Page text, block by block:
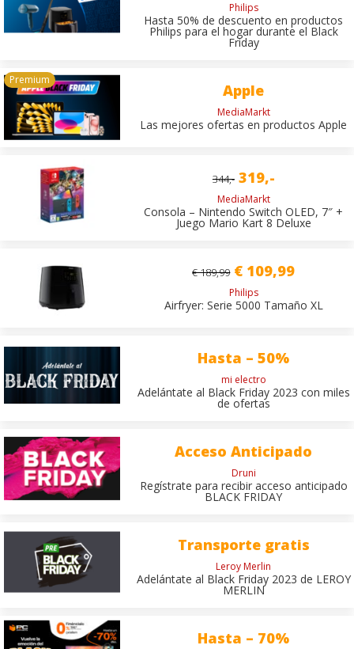
Philips
Hasta 50% de descuento en productos
Philips para el hogar durante el Black
Friday
Apple
MediaMarkt
Las mejores ofertas en productos Apple
344,- 319,-
MediaMarkt
Consola – Nintendo Switch OLED, 7″ +
Juego Mario Kart 8 Deluxe
€ 189,99 € 109,99
Philips
Airfryer: Serie 5000 Tamaño XL
Hasta – 50%
mi electro
Adelántate al Black Friday 2023 con miles
de ofertas
Acceso Anticipado
Druni
Regístrate para recibir acceso anticipado
BLACK FRIDAY
Transporte gratis
Leroy Merlin
Adelántate al Black Friday 2023 de LEROY
MERLIN
Hasta – 70%